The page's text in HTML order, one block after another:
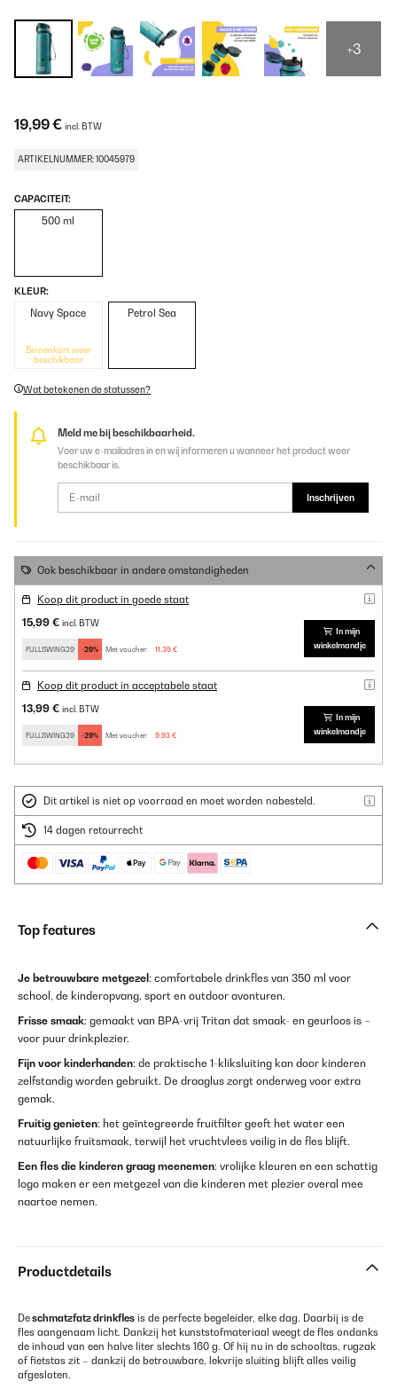
+3
19,99 € incl. BTW
ARTIKELNUMMER: 10045979
CAPACITEIT:
500 ml
KLEUR:
Navy Space
Binnenkort weer
beschikbaar
Petrol Sea
Wat betekenen de statussen?
Meld me bij beschikbaarheid.
Voer uw e-mailadres in en wij informeren u wanneer het product weer
beschikbaar is.
Inschrijven
Ook beschikbaar in andere omstandigheden
Koop dit product in goede staat
15,99 € incl. BTW
FULLSWING29 -29% Met voucher: 11,35 €
In mijn
winkelmandje
Koop dit product in acceptabele staat
13,99 € incl. BTW
FULLSWING29 -29% Met voucher: 9,93 €
In mijn
winkelmandje
Dit artikel is niet op voorraad en moet worden nabesteld.
14 dagen retourrecht
Top features
Je betrouwbare metgezel : comfortabele drinkfles van 350 ml voor
school, de kinderopvang, sport en outdoor avonturen.
Frisse smaak: gemaakt van BPA-vrij Tritan dat smaak- en geurloos is –
voor puur drinkplezier.
Fijn voor kinderhanden: de praktische 1-kliksluiting kan door kinderen
zelfstandig worden gebruikt. De draaglus zorgt onderweg voor extra
gemak.
Fruitig genieten: het geïntegreerde fruitfilter geeft het water een
natuurlijke fruitsmaak, terwijl het vruchtvlees veilig in de fles blijft.
Een fles die kinderen graag meenemen: vrolijke kleuren en een schattig
logo maken er een metgezel van die kinderen met plezier overal mee
naartoe nemen.
Productdetails
Deschmatzfatzdrinkfles is de perfecte begeleider, elke dag. Daarbij is de
fles aangenaam licht. Dankzij het kunststofmateriaal weegt de fles ondanks
de inhoud van een halve liter slechts 160 g. Of hij nu in de schooltas, rugzak
of fietstas zit – dankzij de betrouwbare, lekvrije sluiting blijft alles veilig
afgesloten.